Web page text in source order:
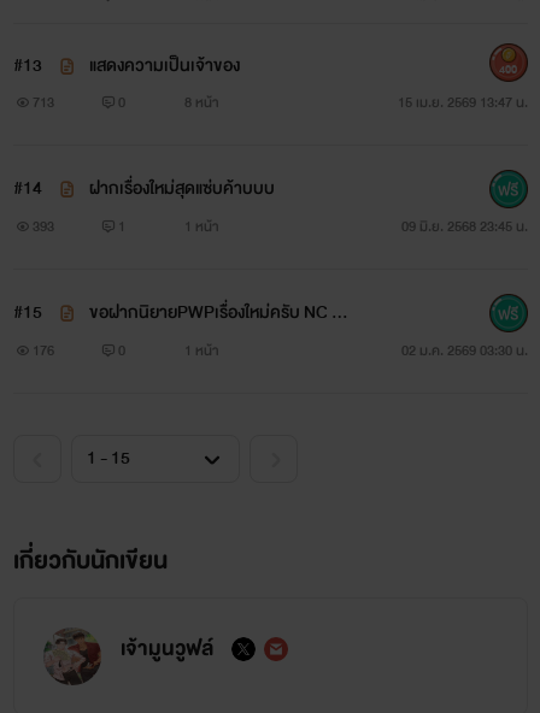
#13 แสดงความเป็นเจ้าของ
713 0 8 หน้า 15 เม.ย. 2569 13:47 น.
400
#14 ฝากเรื่องใหม่สุดแซ่บค้าบบบ
393 1 1 หน้า 09 มิ.ย. 2568 23:45 น.
#15
ขอฝากนิยายPWPเรื่องใหม่ครับ NC ทุก
ตอน
176 0 1 หน้า 02 ม.ค. 2569 03:30 น.
เกี่ยวกับนักเขียน
เจ้ามูนวูฟล์